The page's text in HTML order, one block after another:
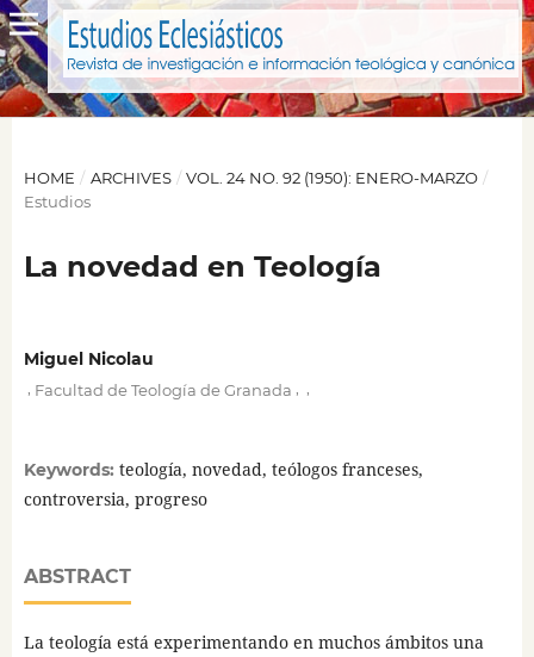
HOME / ARCHIVES / VOL. 24 NO. 92 (1950): ENERO-MARZO /
Estudios
La novedad en Teología
Miguel Nicolau
Facultad de Teología de Granada
Keywords: teología, novedad, teólogos franceses,
controversia, progreso
ABSTRACT
La teología está experimentando en muchos ámbitos una